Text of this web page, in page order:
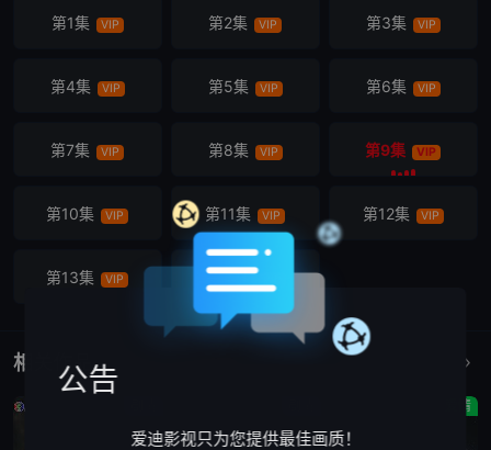
第1集 VIP 第2集 VIP 第3集 VIP
第4集 VIP 第5集 VIP 第6集 VIP
第7集 VIP 第8集 VIP 第9集 VIP
第10集 VIP 第11集 VIP 第12集 VIP
第13集 VIP 第14集
相关作品
爱情
公告
爱迪影视只为您提供最佳画质！